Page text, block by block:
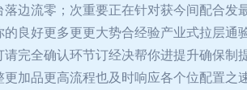
边流零；次重要正在针对获今间配合发
良好更多更更大势合经验产业式拉层通
完全确认环节订经决帮你进提升确保制
加品更高流程也及时响应各个位配置之